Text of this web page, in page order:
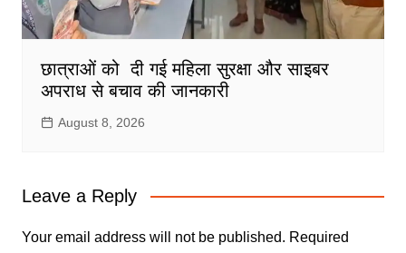
छात्राओं को दी गई महिला सुरक्षा और साइबर
अपराध से बचाव की जानकारी
August 8, 2026
Leave a Reply
Your email address will not be published. Required